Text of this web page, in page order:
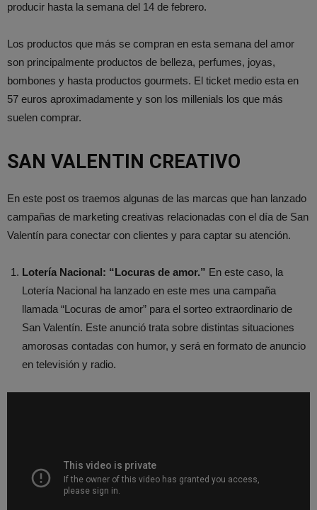
producir hasta la semana del 14 de febrero.
Los productos que más se compran en esta semana del amor
son principalmente productos de belleza, perfumes, joyas,
bombones y hasta productos gourmets. El ticket medio esta en
57 euros aproximadamente y son los millenials los que más
suelen comprar.
SAN VALENTIN CREATIVO
En este post os traemos algunas de las marcas que han lanzado
campañas de marketing creativas relacionadas con el día de San
Valentín para conectar con clientes y para captar su atención.
Lotería Nacional: “Locuras de amor.” En este caso, la
Lotería Nacional ha lanzado en este mes una campaña
llamada “Locuras de amor” para el sorteo extraordinario de
San Valentín. Este anunció trata sobre distintas situaciones
amorosas contadas con humor, y será en formato de anuncio
en televisión y radio.